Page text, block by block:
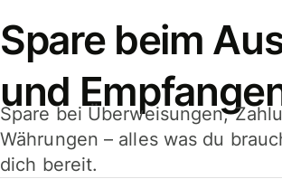
Spare beim
und
Spare bei Überweisungen,
Währungen – alles was du
dich bereit.